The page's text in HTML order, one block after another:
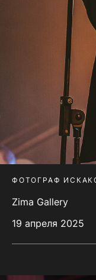
ФОТОГРАФ
Zima Gallery
19 апреля 2025